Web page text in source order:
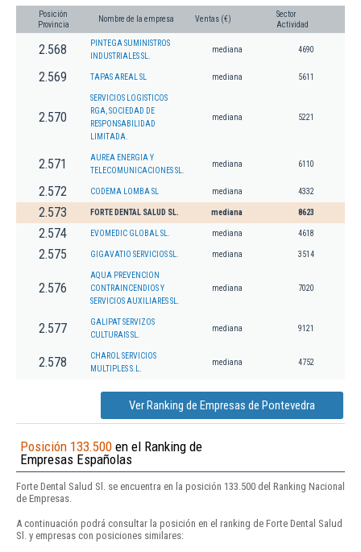
Posición
Provincia
Nombre de la empresa Ventas (€)
Sector
Actividad
2.568
PINTEGA SUMINISTROS
INDUSTRIALES SL.
mediana 4690
2.569 TAPAS AREAL SL mediana 5611
2.570
SERVICIOS LOGISTICOS
RGA, SOCIEDAD DE
RESPONSABILIDAD
LIMITADA.
mediana 5221
2.571
AUREA ENERGIA Y
TELECOMUNICACIONES SL.
mediana 6110
2.572 CODEMA LOMBA SL mediana 4332
2.573 FORTE DENTAL SALUD SL. mediana 8623
2.574 EVOMEDIC GLOBAL SL. mediana 4618
2.575 GIGAVATIO SERVICIOS SL. mediana 3514
2.576
AQUA PREVENCION
CONTRAINCENDIOS Y
SERVICIOS AUXILIARES SL.
mediana 7020
2.577
GALIPAT SERVIZOS
CULTURAIS SL.
mediana 9121
2.578
CHAROL SERVICIOS
MULTIPLES S.L.
mediana 4752
Ver Ranking de Empresas de Pontevedra
Posición 133.500 en el Ranking de
Empresas Españolas
Forte Dental Salud Sl. se encuentra en la posición 133.500 del Ranking Nacional
de Empresas.
A continuación podrá consultar la posición en el ranking de Forte Dental Salud
Sl. y empresas con posiciones similares: